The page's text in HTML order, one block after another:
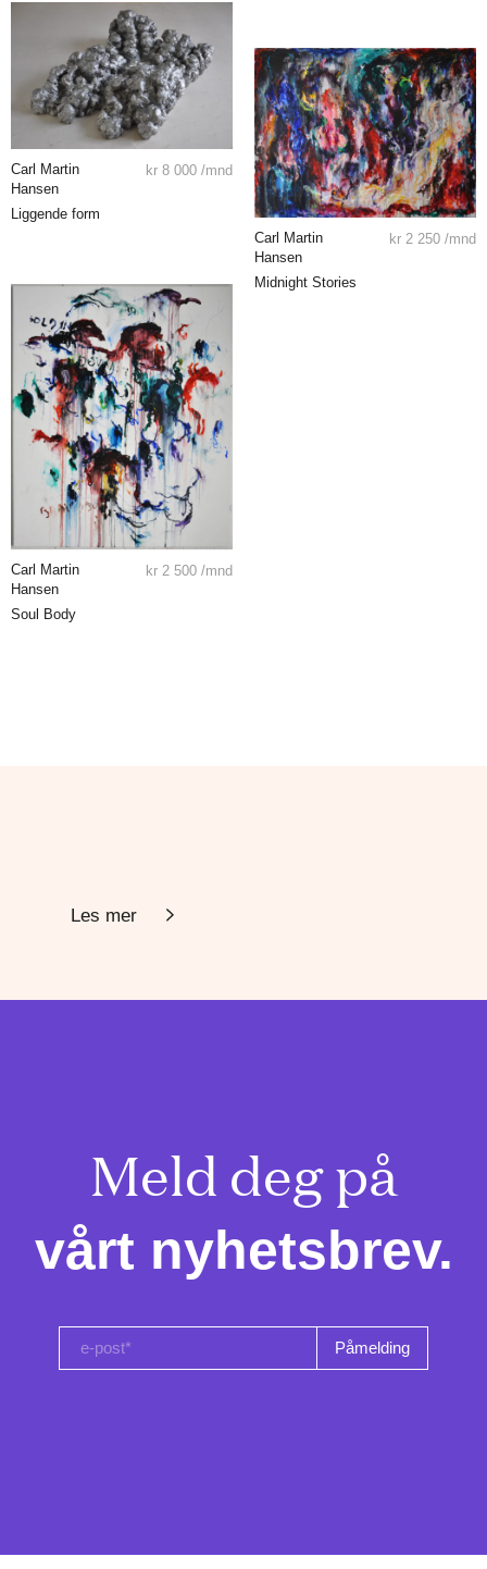
Carl Martin
Hansen
Liggende form
kr 8 000 /mnd
Carl Martin
Hansen
Midnight Stories
kr 2 250 /mnd
Carl Martin
Hansen
Soul Body
kr 2 500 /mnd
Les mer
Meld deg på
vårt nyhetsbrev.
e-post*